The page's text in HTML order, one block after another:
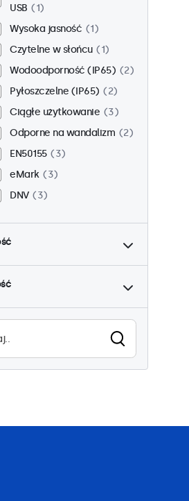
VESA 100 x 100
USB
1
Wysoka jasność
1
Czytelne w słońcu
1
Wodoodporność (IP65)
2
Pyłoszczelne (IP65)
2
Ciągłe użytkowanie
3
Odporne na wandalizm
2
EN50155
3
eMark
3
DNV
3